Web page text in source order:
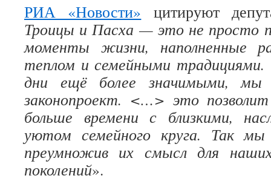
РИА «Новости» цитируют
Троицы и Пасха — это не просто
моменты жизни, наполненные
теплом и семейными
дни ещё более значимыми, мы
законопроект. <…> это
больше времени с близкими,
уютом семейного круга. Так мы
преумножив их смысл для
поколений».